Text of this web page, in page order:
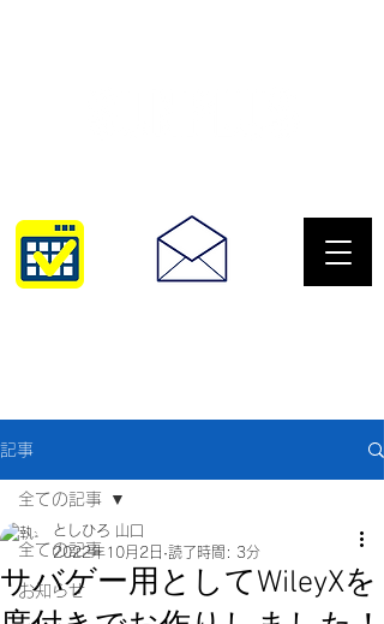
記事
全ての記事
お知らせ
全ての記事
サバゲー用としてWileyXを
としひろ 山口
2022年10月2日 読了時間: 3分